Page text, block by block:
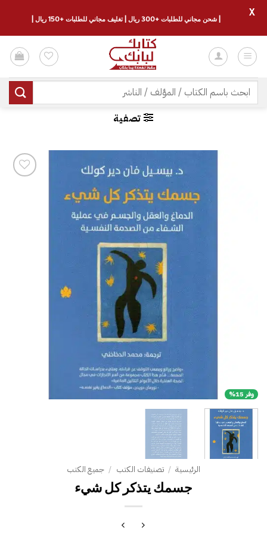
للمحتوى
البحث
عن:
تصفية
وفر 15%
الرئيسية / تصنيفات الكتب / جميع الكتب
جسمك يتذكر كل شيء
| شحن مجاني للطلبات +300 ريال | تغليف مجاني للطلبات +150 ريال |
X